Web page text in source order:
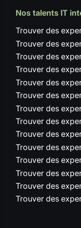
Nos talents IT
Trouver des
Trouver des
Trouver des
Trouver des
Trouver des
Trouver des
Trouver des
Trouver des
Trouver des
Trouver des
Trouver des
Trouver des
Trouver des
Trouver des